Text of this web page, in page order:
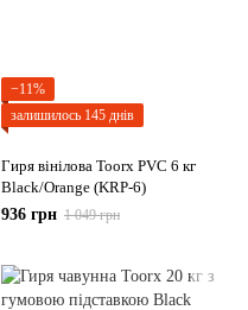
−11%
залишилось 145 днів
Гиря вінілова Toorx PVC 6 кг
Black/Orange (KRP-6)
936 грн 1 049 грн